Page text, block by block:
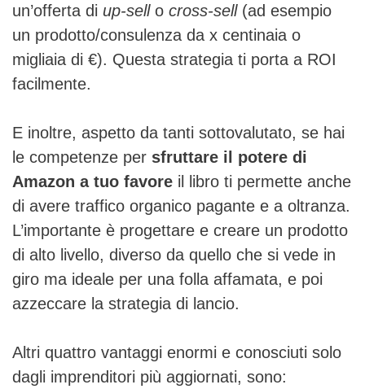
un’offerta di up-sello cross-sell(ad esempio
un prodotto/consulenza da x centinaia o
migliaia di €). Questa strategia ti porta a ROI
facilmente.
E inoltre, aspetto da tanti sottovalutato, se hai
le competenze per sfruttare il potere di
Amazon a tuo favore il libro ti permette anche
di avere traffico organico pagante e a oltranza.
L’importante è progettare e creare un prodotto
di alto livello, diverso da quello che si vede in
giro ma ideale per una folla affamata, e poi
azzeccare la strategia di lancio.
Altri quattro vantaggi enormi e conosciuti solo
dagli imprenditori più aggiornati, sono: